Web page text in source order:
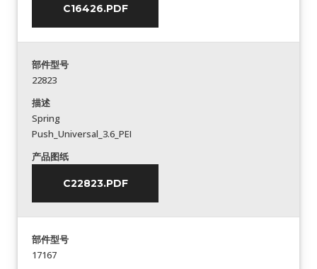
C16426.PDF
部件型号
22823
描述
Spring
Push_Universal_3.6_PEI
产品图纸
C22823.PDF
部件型号
17167